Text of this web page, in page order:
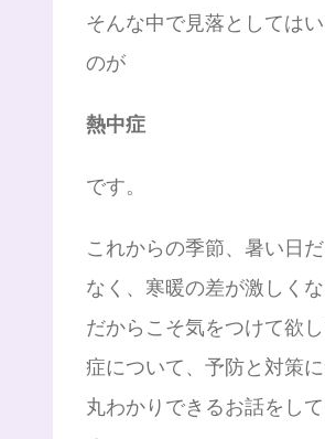
そんな中で見落としては
のが
熱中症
です。
これからの季節、暑い日
なく、寒暖の差が激しく
だからこそ気をつけて欲
症について、予防と対策
丸わかりできるお話をし